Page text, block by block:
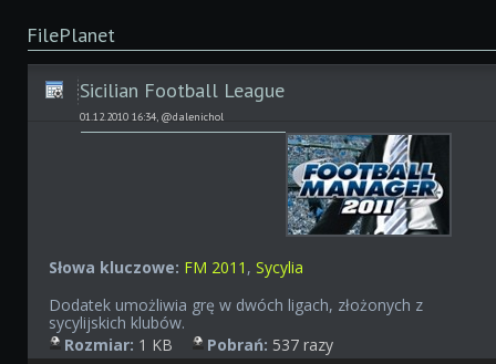
FilePlanet
Sicilian Football League
01.12.2010 16:34, @dalenichol
Słowa kluczowe: FM 2011 ,Sycylia
Dodatek umożliwia grę w dwóch ligach, złożonych z
sycylijskich klubów.
Rozmiar: 1 KB Pobrań: 537 razy